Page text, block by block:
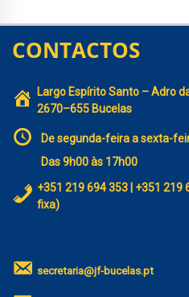
CONTACTOS
Largo Espírito Santo – Adro
2670–655 Bucelas
De segunda-feira a sexta-
Das 9h00 às 17h00
+351 219 694 353 | +351
fixa)
secretaria@jf-bucelas.pt